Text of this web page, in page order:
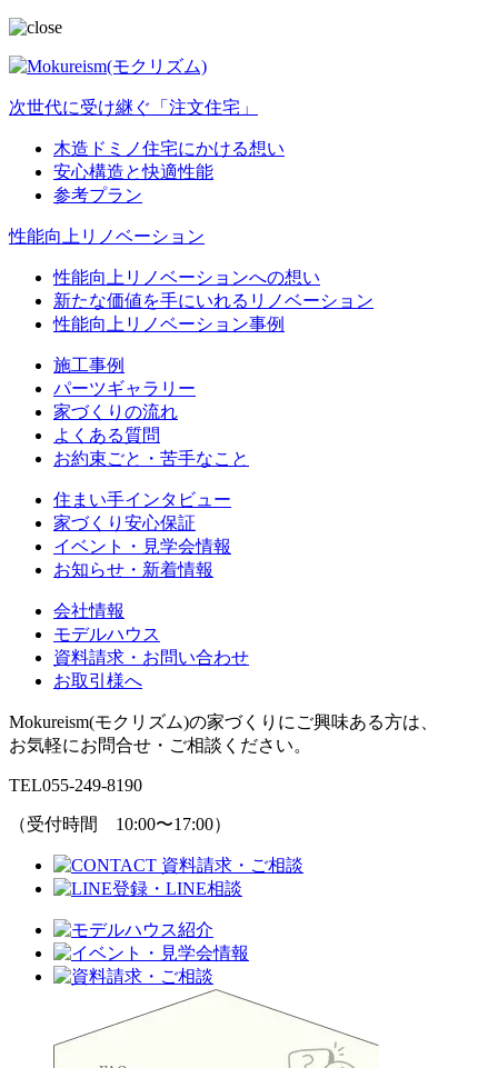
次世代に受け継ぐ「注文住宅」
木造ドミノ住宅にかける想い
安心構造と快適性能
参考プラン
性能向上リノベーション
性能向上リノベーションへの想い
新たな価値を手にいれるリノベーション
性能向上リノベーション事例
施工事例
パーツギャラリー
家づくりの流れ
よくある質問
お約束ごと・苦手なこと
住まい手インタビュー
家づくり安心保証
イベント・見学会情報
お知らせ・新着情報
会社情報
モデルハウス
資料請求・お問い合わせ
お取引様へ
Mokureism(モクリズム)の家づくりにご興味ある方は、
お気軽にお問合せ・ご相談ください。
TEL055-249-8190
（受付時間 10:00〜17:00）